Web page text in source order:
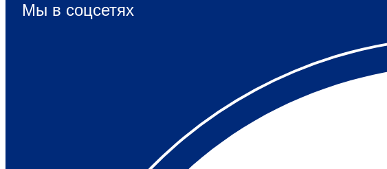
Мы в соцсетях